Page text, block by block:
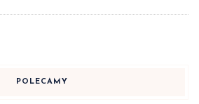
POLECAMY